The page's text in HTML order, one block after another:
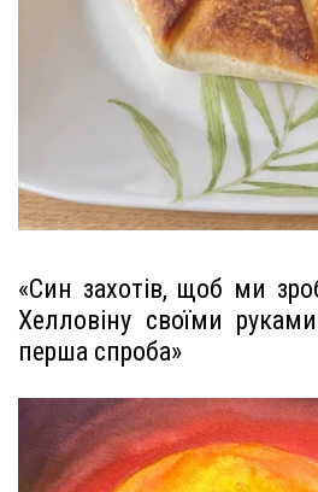
«Син захотів, щоб ми
Хелловіну своїми
перша спроба»